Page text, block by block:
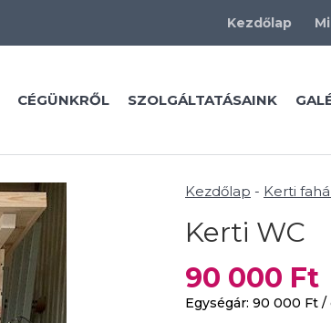
Kezdőlap
CÉGÜNKRŐL SZOLGÁLTATÁSAINK
Kezdőlap - Kerti
Kerti WC
90 000 Ft
Egységár: 90 000 Ft /